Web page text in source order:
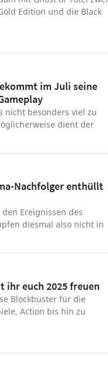
Edition und die Black
im Juli seine
nicht besonders viel zu
dient der
Suckerpunch
einem Blick auf
Ghost of Yotei erscheint
5. Eine spätere PC-
als wahrscheinlich.
Nachfolger enthüllt
Ereignissen des
diesmal also nicht in
ihr euch 2025 freuen
Blockbuster für die
Action bis hin zu